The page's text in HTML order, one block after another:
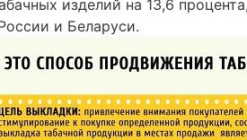
изделий на 13,6
и Беларуси.